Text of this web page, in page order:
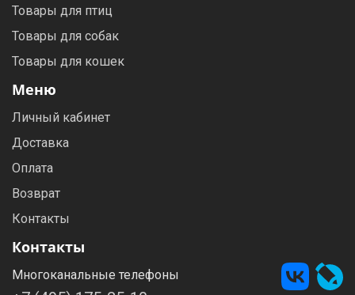
Товары для птиц
Товары для собак
Товары для кошек
Меню
Личный кабинет
Доставка
Оплата
Возврат
Контакты
Контакты
Многоканальные телефоны